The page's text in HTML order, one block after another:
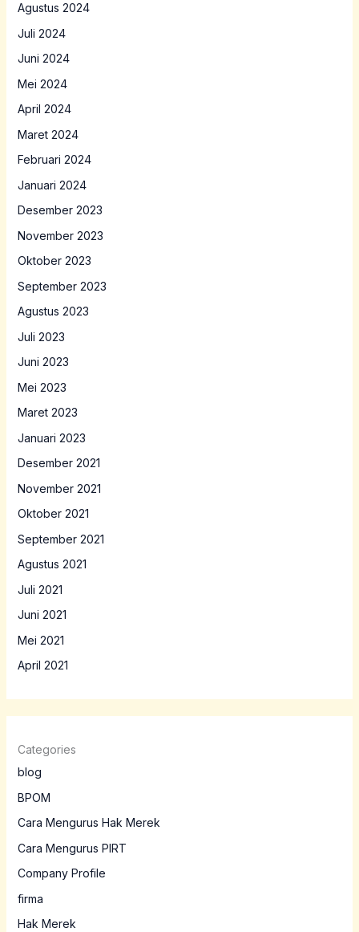
Agustus 2024
Juli 2024
Juni 2024
Mei 2024
April 2024
Maret 2024
Februari 2024
Januari 2024
Desember 2023
November 2023
Oktober 2023
September 2023
Agustus 2023
Juli 2023
Juni 2023
Mei 2023
Maret 2023
Januari 2023
Desember 2021
November 2021
Oktober 2021
September 2021
Agustus 2021
Juli 2021
Juni 2021
Mei 2021
April 2021
Categories
blog
BPOM
Cara Mengurus Hak Merek
Cara Mengurus PIRT
Company Profile
firma
Hak Merek